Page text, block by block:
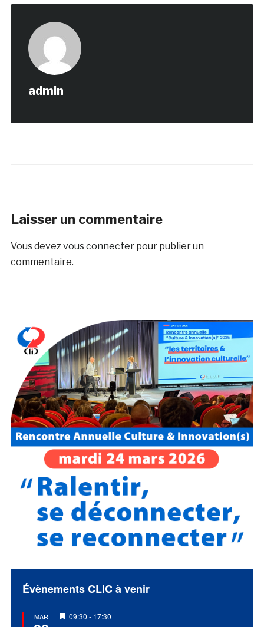
admin
Laisser un commentaire
Vous devezvous connecterpour publier un
commentaire.
Évènements CLIC à venir
MAR
Mis
09:30 - 17:30